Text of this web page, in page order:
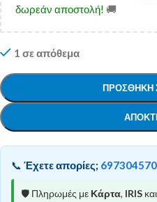
δωρεάν αποστολή! 🚚
1 σε απόθεμα
ΠΡΟΣΘΉΚΗ
📞 Έχετε απορίες;
🛡️ Πληρωμές με Κάρτα, IRIS και